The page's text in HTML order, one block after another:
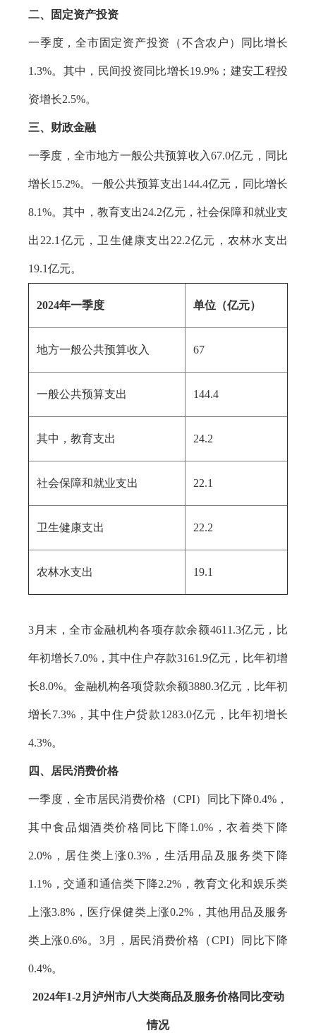
二、固定资产投资
一季度，全市固定资产投资（不含农户）同比增长
1.3%。其中，民间投资同比增长19.9%；建安工程投
资增长2.5%。
三、财政金融
一季度，全市地方一般公共预算收入67.0亿元，同比
增长15.2%。一般公共预算支出144.4亿元，同比增长
8.1%。其中，教育支出24.2亿元，社会保障和就业支
出22.1亿元，卫生健康支出22.2亿元，农林水支出
19.1亿元。
2024年一季度 单位（亿元）
地方一般公共预算收入 67
一般公共预算支出 144.4
其中，教育支出 24.2
社会保障和就业支出 22.1
卫生健康支出 22.2
农林水支出 19.1
3月末，全市金融机构各项存款余额4611.3亿元，比
年初增长7.0%，其中住户存款3161.9亿元，比年初增
长8.0%。金融机构各项贷款余额3880.3亿元，比年初
增长7.3%，其中住户贷款1283.0亿元，比年初增长
4.3%。
四、居民消费价格
一季度，全市居民消费价格（CPI）同比下降0.4%，
其中食品烟酒类价格同比下降1.0%，衣着类下降
2.0%，居住类上涨0.3%，生活用品及服务类下降
1.1%，交通和通信类下降2.2%，教育文化和娱乐类
上涨3.8%，医疗保健类上涨0.2%，其他用品及服务
类上涨0.6%。3月，居民消费价格（CPI）同比下降
0.4%。
2024年1-2月泸州市八大类商品及服务价格同比变动
情况